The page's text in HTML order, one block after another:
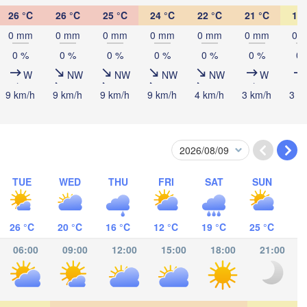
26 °C
0 mm
0 %
W
9 km/h
26 °C
0 mm
0 %
NW
9 km/h
25 °C
0 mm
0 %
NW
9 km/h
24 °C
0 mm
0 %
NW
9 km/h
22 °C
0 mm
0 %
NW
4 km/h
21 °C
0 mm
0 %
W
3 km/h
19
0
0
3
TUE
26 °C
WED
20 °C
THU
16 °C
FRI
12 °C
SAT
19 °C
SUN
25 °C
06:00 09:00 12:00 15:00 18:00 21:00
Нефтекамск
(Neftekamsk)
Уфа
Оренбург
(Orenburg)
Челны
Челябинск
(Chelyabinsk)
Орск
(Orsk)
Златоуст
(Zlatoust)
(Magnitogorsk)